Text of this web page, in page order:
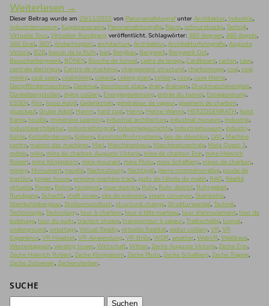
Weiterlesen →
Dieser Beitrag wurde am 29/11/2022 von Panoramafotografunter Architektur, Industrie,
Industriemuseum, Kugelpanorama, Panoramafotografie, Raum, schnurstracks, Technik,
Virtuelle Tour, Virtueller Rundgang veröffentlicht. Schlagwörter: 360 degrees, 360 degrés,
360 Grad, 360°, Andachtsplatz, architecture, Architektur, Architekturfotografie, Auguste
Victoria, B2B, bassin de la Ruhr, bed, Bergbau, Bergwerk, Bergwerk Ost,
Besucherbergwerk, BÖNEN, Bouche de tunnel, cadre de levage, Cardboard, carton, cave,
centrale électrique, Centre de machines, changement structurel, charbonnage, coal, coal
mining, coal seam, coalmining, cokerie, coking plant, colliery, coop, cuve Herne,
Dampffördermaschine, Denkmal, devotional place, drain, drainage, Druckmaschinengleis,
Dünkelbergstollen, dying colliery, Energiegewinnung, entrée du tunnel, Entwässerung,
ESSEN, Flöz, fosse Adolf, Gedenkstein, générateur de vapeur, gisement de charbon,
glueckauf, Grube Adolf, Hamm, hard coal, Herne, Herne-Wanne, HERZOGENRATH, hoist
frame, houille, Immersive Learning, industrial architecture, industrial museum, Industrie,
Industriearchitektur, Industriefotograf, Industriegeschichte, Industriemuseum, industry,
Kohle, Kohleförderung, Kokerei, Kunststoffrohrsysteme, lieu de dévotion, LWL, Machine
centre, maison des machines, Marl, Maschinenhaus, Maschinenzentrale, Meta Quest 3,
météo, mine, mine de charbon Auguste Victoria, mine de charbon Erin, mine Heinrich
Robert, mine Königsborn, mine mourant, mine Pluto, mine Schafberg, mines de charbon,
mining, Monument, nacelle, Nachnutzung, Nachtigall, pierre commémorative, poulie de
traction, power house, printing machine track, puits de l'étoile du matin, RAG, Réalité
virtuelle, Revier, Rohre, rossignol, roue motrice, Ruhr, Ruhr district, Ruhrgebiet,
Rundgang, Schacht, shaft tower, site de mémoire, steam conveyor, Steinkohle,
Steinkohlebergbau, Stollenmundloch, structural change, Strukturwandel, Technik,
Technologie, Technology, tour à charbon, tour à tête marteau, tour d'enroulement, tour de
bobinage, tour du puits, traction sheave, transporteur à vapeur, Treibscheibe, tunnel,
underground, untertage, Virtual Reality, virtuelle Realität, visitor colliery, VR, VR
Experience, VR Headset, VR-Anwendung, VR-Brille, WDR, weather, WebVR, Weißkaue,
Westerkappeln, winding tower, Wirtschaft, Witten, Zeche Auguste Victoria, Zeche Erin,
Zeche Heinrich Robert, Zeche Königsborn, Zeche Pluto, Zeche Schafberg, Zeche Trappe,
Zeche Zollverein, Zechensterben.
SUCHE